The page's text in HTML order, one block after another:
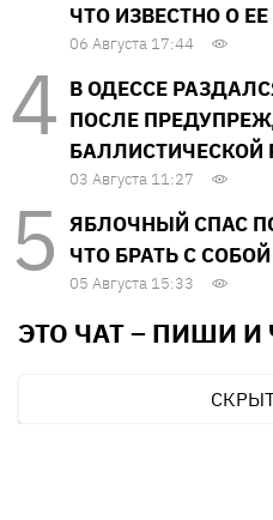
ЧТО ИЗВЕСТНО О
06 Августа 17:44
В ОДЕССЕ
ПОСЛЕ
БАЛЛИСТИЧЕСКОЙ
03 Августа 11:27
ЯБЛОЧНЫЙ СПАС
ЧТО БРАТЬ С
05 Августа 15:33
ЭТО ЧАТ – ПИШИ И